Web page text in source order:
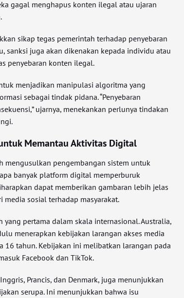
gagal menghapus konten ilegal atau ujaran
sikap tegas pemerintah terhadap penyebaran
sanksi juga akan dikenakan kepada individu atau
penyebaran konten ilegal.
menjadikan manipulasi algoritma yang
sebagai tindak pidana. “Penyebaran
ujarnya, menekankan perlunya tindakan
Memantau Aktivitas Digital
mengusulkan pengembangan sistem untuk
banyak platform digital memperburuk
dapat memberikan gambaran lebih jelas
sosial terhadap masyarakat.
pertama dalam skala internasional. Australia,
menerapkan kebijakan larangan akses media
16 tahun. Kebijakan ini melibatkan larangan pada
Facebook dan TikTok.
Prancis, dan Denmark, juga menunjukkan
serupa. Ini menunjukkan bahwa isu